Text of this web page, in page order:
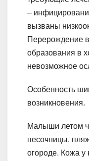
–
вызваны
Перерождение
образования в
невозможное
Особенность
возникновения.
Малыши летом
песочницы,
огороде. Кожа у